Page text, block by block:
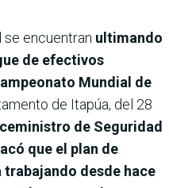
encuentran ultimando
de efectivos
Mundial de
de Itapúa, del 28
de Seguridad
que el plan de
trabajando desde hace